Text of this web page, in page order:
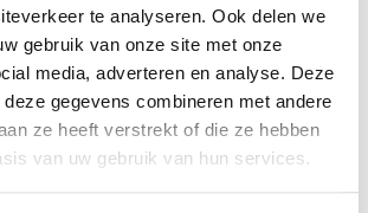
te analyseren. Ook delen we
gebruik van onze site met onze
media, adverteren en analyse. Deze
gegevens combineren met andere
ze heeft verstrekt of die ze hebben
van uw gebruik van hun services.
STOELPARASOL GRIJS
Product bekijken